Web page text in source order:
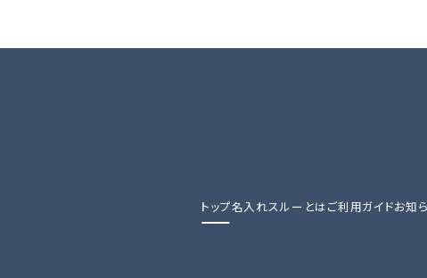
トップ名入れスルーとはご利用ガイドお知